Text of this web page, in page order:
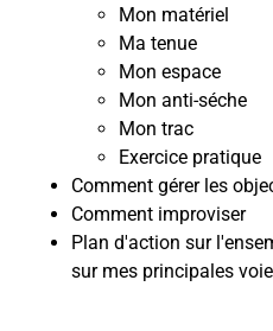
Mon matériel
Ma tenue
Mon espace
Mon anti-séche
Mon trac
Exercice pratique
Comment gérer les
Comment improviser
Plan d'action sur
sur mes principales